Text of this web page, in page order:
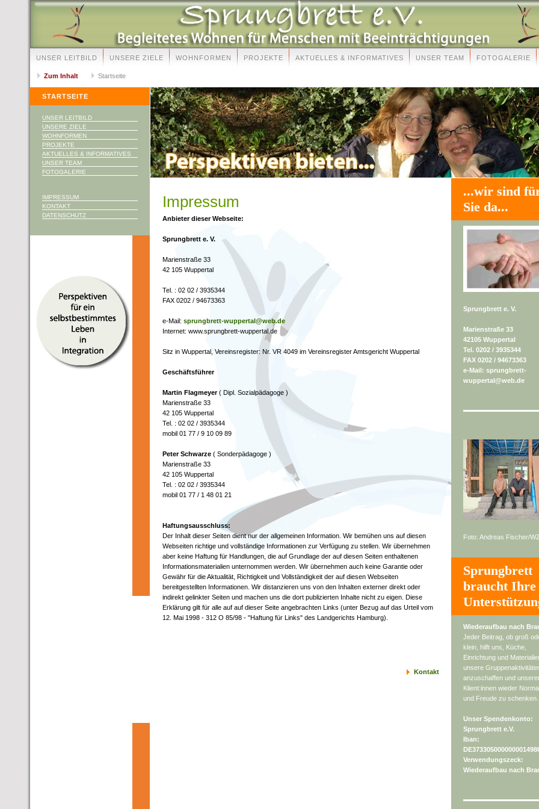
UNSER LEITBILD UNSERE ZIELE WOHNFORMEN PROJEKTE AKTUELLES & INFORMATIVES UNSER TEAM FOTOGALERIE
Zum Inhalt Startseite
STARTSEITE
UNSER LEITBILD
UNSERE ZIELE
WOHNFORMEN
PROJEKTE
AKTUELLES & INFORMATIVES
UNSER TEAM
FOTOGALERIE
IMPRESSUM
KONTAKT
DATENSCHUTZ
Impressum
Anbieter dieser Webseite:
Sprungbrett e. V.
Marienstraße 33
42 105 Wuppertal
Tel. : 02 02 / 3935344
FAX 0202 / 94673363
e-Mail: sprungbrett-wuppertal@web.de
Internet: www.sprungbrett-wuppertal.de
Sitz in Wuppertal, Vereinsregister: Nr. VR 4049 im Vereinsregister Amtsgericht Wuppertal
Geschäftsführer
Martin Flagmeyer( Dipl. Sozialpädagoge )
Marienstraße 33
42 105 Wuppertal
Tel. : 02 02 / 3935344
mobil 01 77 / 9 10 09 89
Peter Schwarze ( Sonderpädagoge )
Marienstraße 33
42 105 Wuppertal
Tel. : 02 02 / 3935344
mobil 01 77 / 1 48 01 21
Haftungsausschluss:
Der Inhalt dieser Seiten dient nur der allgemeinen Information. Wir bemühen uns auf diesen
Webseiten richtige und vollständige Informationen zur Verfügung zu stellen. Wir übernehmen
aber keine Haftung für Handlungen, die auf Grundlage der auf diesen Seiten enthaltenen
Informationsmaterialien unternommen werden. Wir übernehmen auch keine Garantie oder
Gewähr für die Aktualität, Richtigkeit und Vollständigkeit der auf diesen Webseiten
bereitgestellten Informationen. Wir distanzieren uns von den Inhalten externer direkt oder
indirekt gelinkter Seiten und machen uns die dort publizierten Inhalte nicht zu eigen. Diese
Erklärung gilt für alle auf auf dieser Seite angebrachten Links (unter Bezug auf das Urteil vom
12. Mai 1998 - 312 O 85/98 - "Haftung für Links" des Landgerichts Hamburg).
Kontakt
...wir sind
Sie da...
Sprungbrett e. V.
Marienstraße 33
42105 Wuppertal
Tel. 0202 / 3935344
FAX 0202 / 94673363
e-Mail: sprungbrett-
wuppertal@web.de
Foto: Andreas Fischer/
Sprungbrett
braucht Ihre
Wiederaufbau nach
Jeder Beitrag, ob groß
klein, hilft uns, Küche,
Einrichtung und
unsere
anzuschaffen und
Klient:innen wieder
und Freude zu schenken.
Unser Spendenkonto:
Sprungbrett e.V.
Iban:
Verwendungszeck:
Wiederaufbau nach